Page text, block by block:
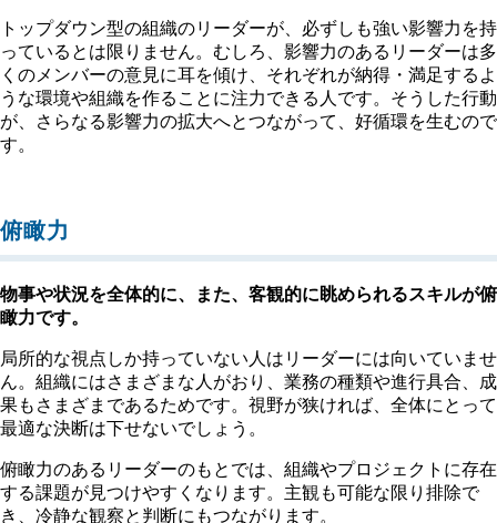
トップダウン型の組織のリーダーが、必ずしも強い影響力を持
っているとは限りません。むしろ、影響力のあるリーダーは多
くのメンバーの意見に耳を傾け、それぞれが納得・満足するよ
うな環境や組織を作ることに注力できる人です。そうした行動
が、さらなる影響力の拡大へとつながって、好循環を生むので
す。
俯瞰力
物事や状況を全体的に、また、客観的に眺められるスキルが俯
瞰力です。
局所的な視点しか持っていない人はリーダーには向いていませ
ん。組織にはさまざまな人がおり、業務の種類や進行具合、成
果もさまざまであるためです。視野が狭ければ、全体にとって
最適な決断は下せないでしょう。
俯瞰力のあるリーダーのもとでは、組織やプロジェクトに存在
する課題が見つけやすくなります。主観も可能な限り排除で
き、冷静な観察と判断にもつながります。